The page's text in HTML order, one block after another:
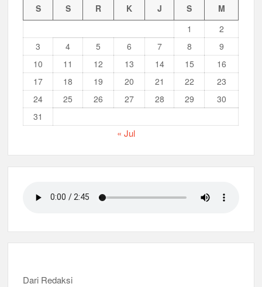
S S R K J S
M
1
2
3
4 5 6 7 8
9
10
11 12 13 14 15
16
17
18 19 20 21 22
23
24
25 26 27 28 29
30
31
« Jul
Dari Redaksi